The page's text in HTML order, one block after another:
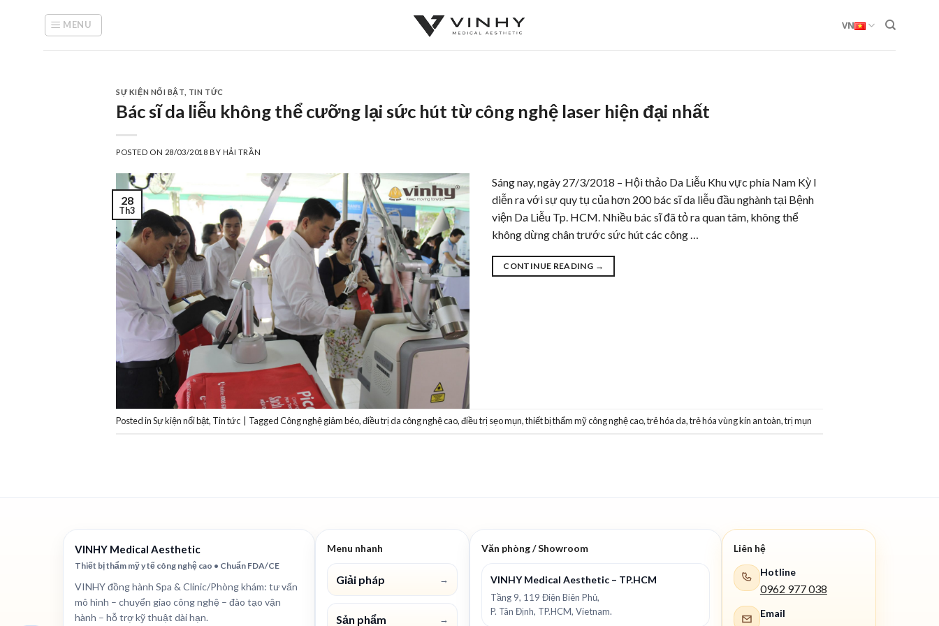
MENU VN
SỰ KIỆN NỔI BẬT TIN TỨC
Bác sĩ da liễu không thể cưỡng lại sức hút từ công nghệ laser hiện đại nhất
POSTED ON 28/03/2018 BY HẢI TRẦN
28
Th3
Sáng nay, ngày 27/3/2018 – Hội thảo Da Liễu Khu vực phía Nam Kỳ I
diễn ra với sự quy tụ của hơn 200 bác sĩ da liễu đầu nghành tại Bệnh
viện Da Liễu Tp. HCM. Nhiều bác sĩ đã tỏ ra quan tâm, không thể
không dừng chân trước sức hút các công …
CONTINUE READING →
Posted inSự kiện nổi bật, Tin tức TaggedCông nghệ giảm béo,điều trị da công nghệ cao,điều trị sẹo mụn,thiết bị thẩm mỹ công nghệ cao,trẻ hóa da,trẻ hóa vùng kín an toàn,trị mụn
VINHY Medical Aesthetic
Thiết bị thẩm mỹ y tế công nghệ cao • Chuẩn FDA/CE
VINHY đồng hành Spa & Clinic/Phòng khám: tư vấn
mô hình – chuyển giao công nghệ – đào tạo vận
hành – hỗ trợ kỹ thuật dài hạn.
Menu nhanh
Giải pháp →
Sản phẩm →
Văn phòng / Showroom
VINHY Medical Aesthetic – TP.HCM
Tầng 9, 119 Điện Biên Phủ,
P. Tân Định, TP.HCM, Vietnam.
Liên hệ
Hotline
0962 977 038
Email